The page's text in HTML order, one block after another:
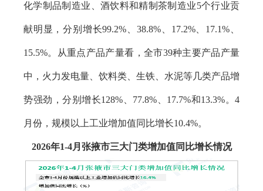
化学制品制造业、酒饮料和精制茶制造业5个行业贡
献明显，分别增长99.2%、38.8%、17.2%、17.1%、
15.5%。从重点产品产量看，全市39种主要产品产量
中，火力发电量、饮料类、生铁、水泥等几类产品增
势强劲，分别增长128%、77.8%、17.7%和13.3%。4
月份，规模以上工业增加值同比增长10.4%。
2026年1-4月张掖市三大门类增加值同比增长情况